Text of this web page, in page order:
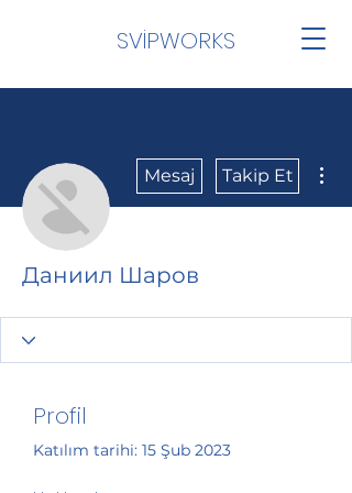
SVİPWORKS
Mesaj Takip Et
Даниил Шаров
Profil
Katılım tarihi: 15 Şub 2023